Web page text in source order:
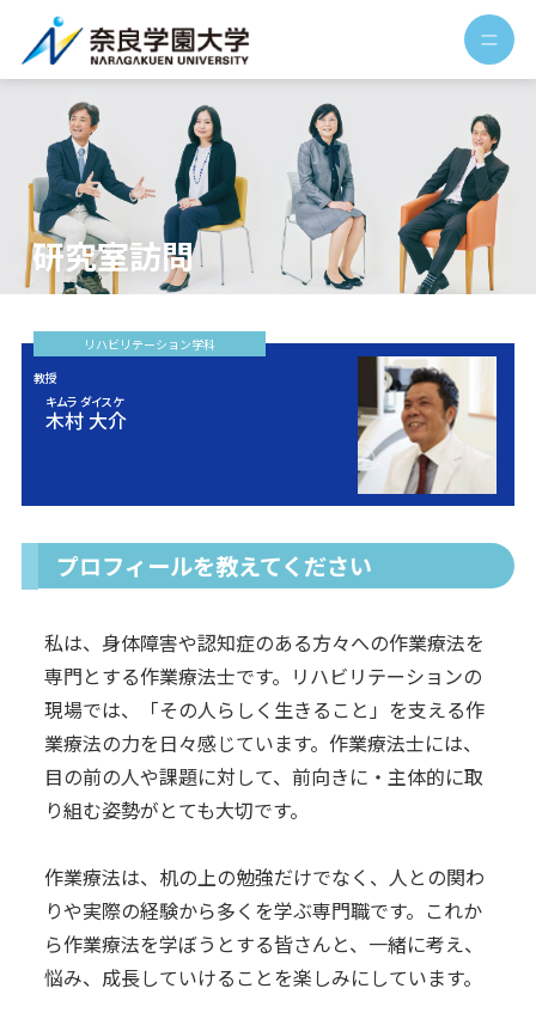
研究室訪問
リハビリ テーション学科
教授
キムラ ダイスケ
木村 大介
プロフィールを教えてください
私は、身体障害や認知症のある方々への作業療法を
専門とする作業療法士です。リハビリテーションの
現場では、「その人らしく生きること」を支える作
業療法の力を日々感じています。作業療法士には、
目の前の人や課題に対して、前向きに・主体的に取
り組む姿勢がとても大切です。
作業療法は、机の上の勉強だけでなく、人との関わ
りや実際の経験から多くを学ぶ専門職です。これか
ら作業療法を学ぼうとする皆さんと、一緒に考え、
悩み、成長していけることを楽しみにしています。